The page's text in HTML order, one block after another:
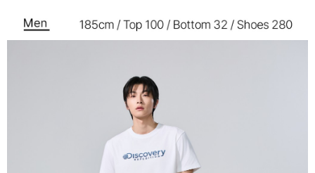
宅配
每筆NT$80，滿NT$990(含以上)免運費